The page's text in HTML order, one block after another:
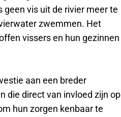
vis uit de rivier meer te
zwemmen. Het
vissers en hun gezinnen
aan een breder
die direct van invloed zijn op
hun zorgen kenbaar te